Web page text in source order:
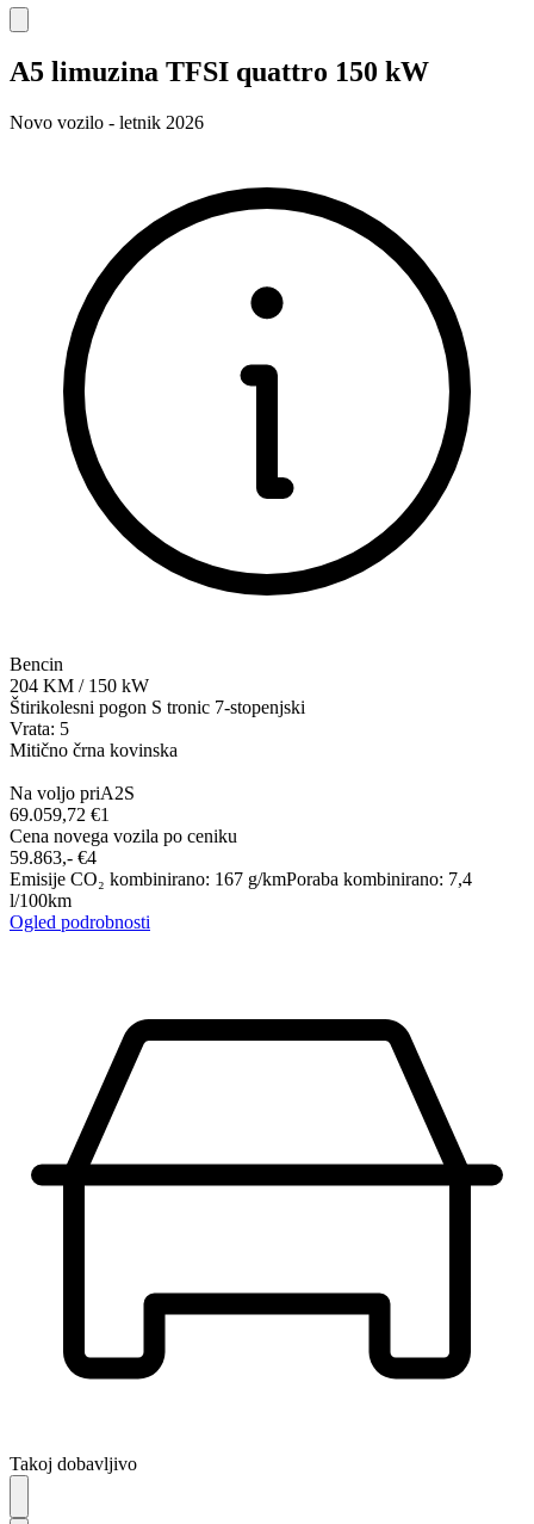
A5 limuzina TFSI quattro 150 kW
Novo vozilo - letnik 2026
Bencin
204 KM / 150 kW
Štirikolesni pogon S tronic 7-stopenjski
Vrata: 5
Mitično črna kovinska
Na voljo priA2S
69.059,72 €1
Cena novega vozila po ceniku
59.863,-‍ €4
Emisije CO₂ kombinirano: 167 g/kmPoraba kombinirano: 7,4
l/100km
Ogled podrobnosti
Takoj dobavljivo